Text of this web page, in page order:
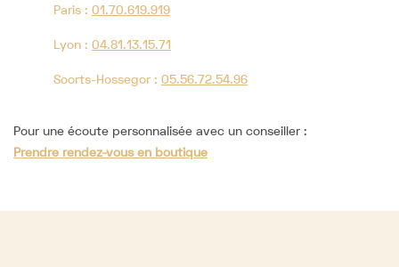
Paris : 01.70.619.919
Lyon : 04.81.13.15.71
Soorts-Hossegor : 05.56.72.54.96
Pour une écoute personnalisée avec un conseiller :
Prendre rendez-vous en boutique